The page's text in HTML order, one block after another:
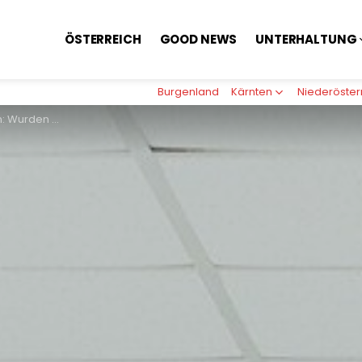
ÖSTERREICH GOOD NEWS UNTERHALTUNG
Burgenland Kärnten
Euro betrogen?